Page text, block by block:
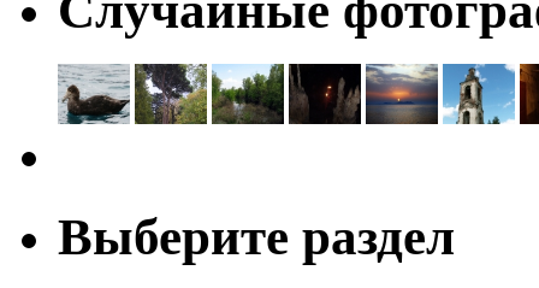
Выберите раздел